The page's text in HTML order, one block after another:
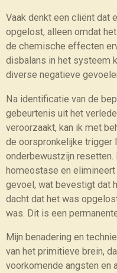
Vaak denkt een cliënt dat
opgelost, alleen omdat
de chemische effecten
disbalans in het systeem
diverse negatieve
Na identificatie van de
gebeurtenis uit het
veroorzaakt, kan ik met
de oorspronkelijke trigger
onderbewustzijn
homeostase en
gevoel, wat bevestigt dat
dacht dat het was
was. Dit is een
Mijn benadering en
van het primitieve brein,
voorkomende angsten en